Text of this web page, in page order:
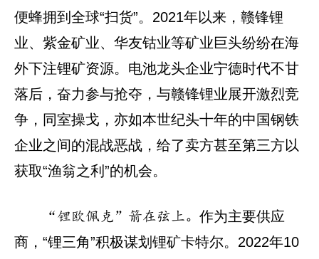
便蜂拥到全球“扫货”。2021年以来，赣锋锂
业、紫金矿业、华友钴业等矿业巨头纷纷在海
外下注锂矿资源。电池龙头企业宁德时代不甘
落后，奋力参与抢夺，与赣锋锂业展开激烈竞
争，同室操戈，亦如本世纪头十年的中国钢铁
企业之间的混战恶战，给了卖方甚至第三方以
获取“渔翁之利”的机会。
“锂欧佩克”箭在弦上。 作为主要供应
商，“锂三角”积极谋划锂矿卡特尔。2022年10